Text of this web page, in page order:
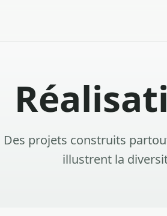
Des projets construits
illustrent la